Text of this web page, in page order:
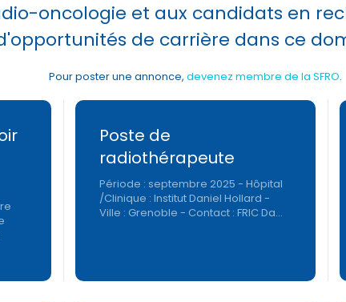
oncologie et aux candidats en
de carrière dans ce
Pour poster une annonce, devenez membre de la SFRO.
Poste de
radiothérapeute
Période : septembre 2025 - Hôpital
/Clinique : Institut Daniel Hollard -
Ville : Grenoble - Contact : FRIC Da…